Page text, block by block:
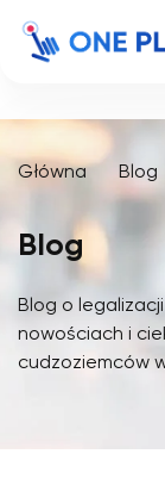
Główna Blog
Blog
Blog o
nowościach i
cudzoziemców